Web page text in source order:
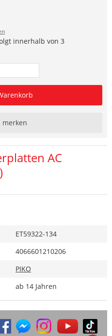
innerhalb von 3
merken
AC
ET59322-134
4066601210206
PIKO
ab 14 Jahren